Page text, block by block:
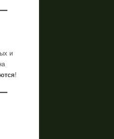
и
!